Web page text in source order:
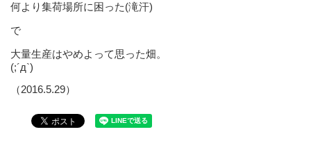
何より集荷場所に困った(滝汗)
で
大量生産はやめよって思った畑。
(;´д`)
（2016.5.29）